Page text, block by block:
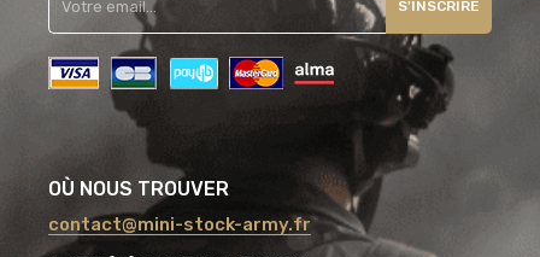
S'INSCRIRE
OÙ NOUS TROUVER
contact@mini-stock-army.fr